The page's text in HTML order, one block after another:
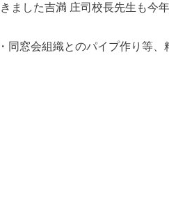
ました吉満 庄司校長先生も今
同窓会組織とのパイプ作り等